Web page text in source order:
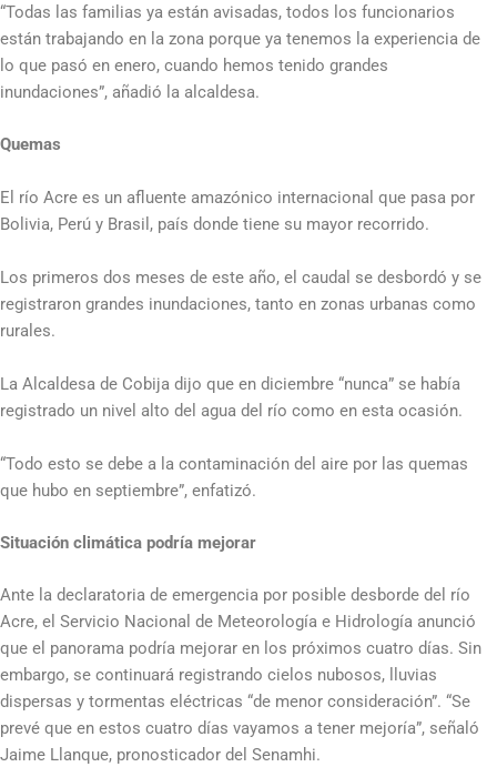
“Todas las familias ya están avisadas, todos los funcionarios
están trabajando en la zona porque ya tenemos la experiencia de
lo que pasó en enero, cuando hemos tenido grandes
inundaciones”, añadió la alcaldesa.
Quemas
El río Acre es un afluente amazónico internacional que pasa por
Bolivia, Perú y Brasil, país donde tiene su mayor recorrido.
Los primeros dos meses de este año, el caudal se desbordó y se
registraron grandes inundaciones, tanto en zonas urbanas como
rurales.
La Alcaldesa de Cobija dijo que en diciembre “nunca” se había
registrado un nivel alto del agua del río como en esta ocasión.
“Todo esto se debe a la contaminación del aire por las quemas
que hubo en septiembre”, enfatizó.
Situación climática podría mejorar
Ante la declaratoria de emergencia por posible desborde del río
Acre, el Servicio Nacional de Meteorología e Hidrología anunció
que el panorama podría mejorar en los próximos cuatro días. Sin
embargo, se continuará registrando cielos nubosos, lluvias
dispersas y tormentas eléctricas “de menor consideración”. “Se
prevé que en estos cuatro días vayamos a tener mejoría”, señaló
Jaime Llanque, pronosticador del Senamhi.